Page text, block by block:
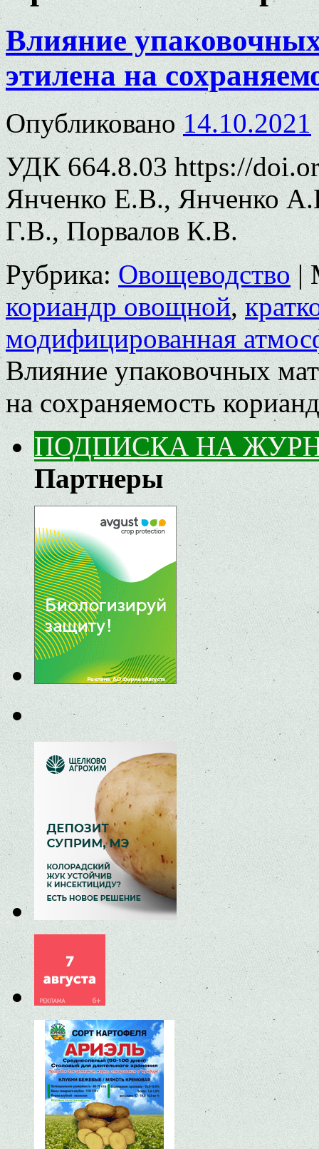
Влияние
этилена на
Опубликовано 14.10.2021
УДК 664.8.03 https://
Янченко Е.В., Янченко
Г.В., Порвалов К.В.
Рубрика: Овощеводство |
кориандр овощной,
модифицированная
Влияние упаковочных
на сохраняемость
ПОДПИСКА НА
Партнеры